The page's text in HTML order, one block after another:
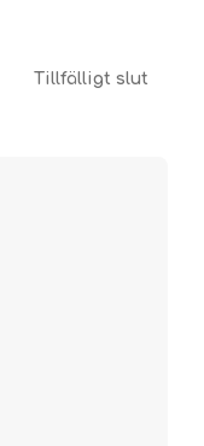
Tillfälligt slut